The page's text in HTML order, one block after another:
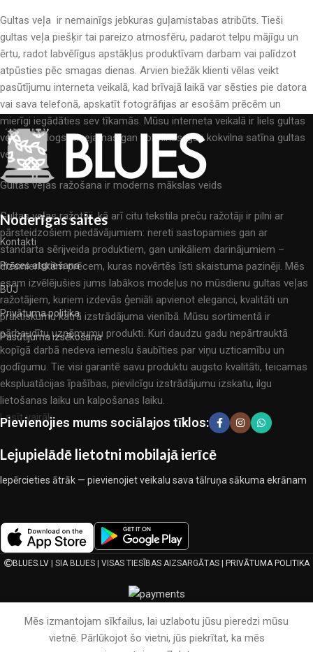
Gultas veļa ir nemainīgs jebkuras guļamistabas atribūts. Tieši
gultas veļa piešķir tai pareizo atmosfēru, padarot telpu mājīgu un
ērtu, radot labvēlīgus apstākļus produktīvam darbam vai palīdzot
atpūsties pēc smagas dienas. Arvien biežāk klienti vēlas veikt
pasūtījumu interneta veikalā, kad brīvajā laikā var sēsties pie datora
vai sava telefonā, apskatīt fotogrāfijas ar esošām prēcēm un
mierīgi iegādāties sev tīkamās. Mūsu interneta veikalā ir liels gultas
veļas katalogs: pieejamas gan kokvilnas, gan kokvilna satīna gultas
veļas.
Gultas veļas ražošana ir moderns mākslas veids
Gultas veļas ražotāji, kā arī citu tekstila preču ražotāji ir pilni ar
pārsteidzošiem piedāvājumiem: nereti sastopamies gan ar
standarta sērijveida produktiem, gan unikāliem darinājumiem –
dizainieriskām prēcem, kuras novērtēs īsti skaistuma pazinēji. Mēs
esam izvēlējušies jums labākos modeļus no mūsdienu gultas veļas
ražotājiem, kuriem izdevās ģeniāli apvienot eleganci, kvalitāti un
praktiskumu katrā izstrādājuma vienībā. Mūsu sortimentā ir
pārbaudītu uzņēmumu produkti. Kuri daudzu gadu nepārtrauktā
kopīgā darbā nedeva iemeslu šaubīties par viņu uzticamību un
godīgumu. Tie visi garantē savu produktu augsto kvalitāti, teicamas
ekspluatācijas īpašības, pievilcīgu izstrādājumu izskatu, ilgu
lietošanas laiku un kalpošanas laiku.
Lasīt vairāk...
Noderīgas saites
Kontakti
Prēces atgriešana
BUJ
Privātuma politika
Pasūtījuma izsēkošana
Pievienojies mums sociālajos tīklos:
Lejupielādē lietotni mobilajā ierīcē
Iepērcieties ātrāk — pievienojiet veikalu sava tālruņa sākuma ekrānam
BLUES.LV| SIA BLUES | VISAS TIESĪBAS AIZSARGĀTAS | PRIVĀTUMA POLITIKA
Mēs izmantojam sīkfailus, lai uzlabotu jūsu pieredzi mūsu
vietnē. Pārlūkojot šo vietni, jūs piekrītat, ka mēs